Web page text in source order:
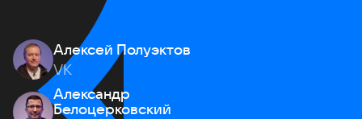
Алексей Полуэктов
VK
Александр
Белоцерковский